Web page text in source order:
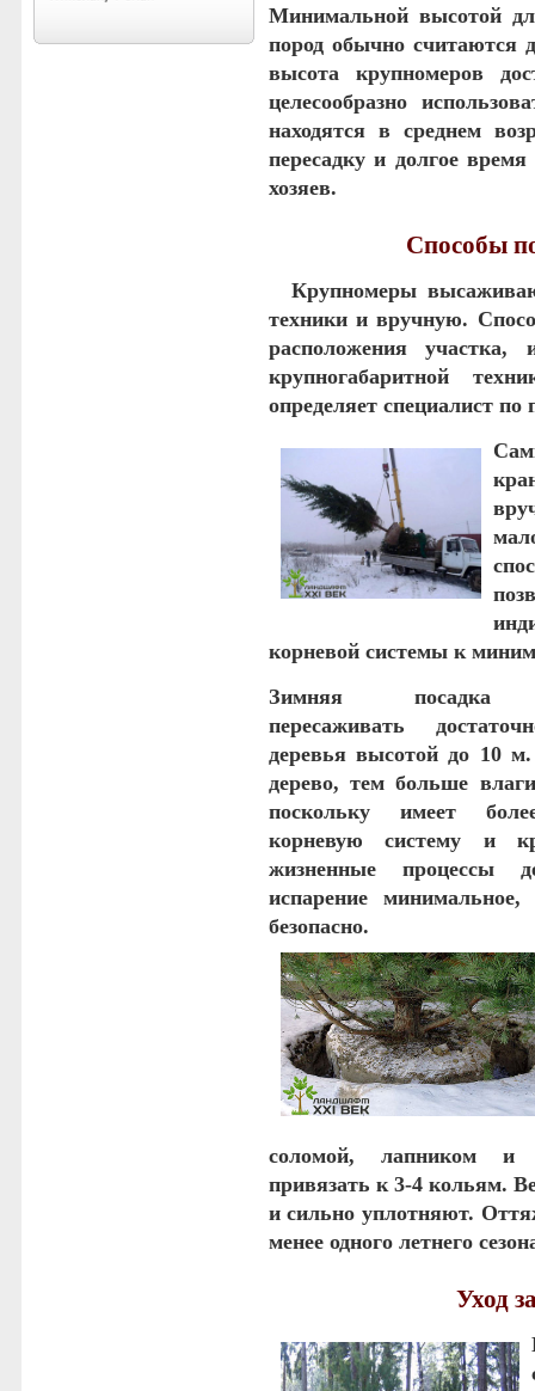
Минимальной высотой
пород обычно считаются
высота крупномеров
целесообразно
находятся в среднем
пересадку и долгое
хозяев.
Способы
Крупномеры
техники и вручную.
расположения
крупногабаритной
определяет специалист по
корневой системы к
Зимняя
пересаживать
деревья высотой до 10
дерево, тем больше
поскольку имеет
корневую систему и
жизненные процессы
испарение минимальное,
безопасно.
соломой, лапником и
привязать к 3-4 кольям.
и сильно уплотняют.
менее одного летнего
Уход